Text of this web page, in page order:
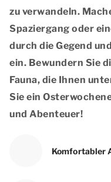
zu verwandeln.
Spaziergang oder
durch die Gegend
ein. Bewundern Sie
Fauna, die Ihnen
Sie ein
und Abenteuer!
Komfortabler